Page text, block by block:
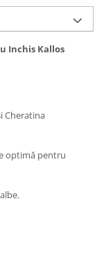
Inchis Kallos
Cheratina
optimă pentru